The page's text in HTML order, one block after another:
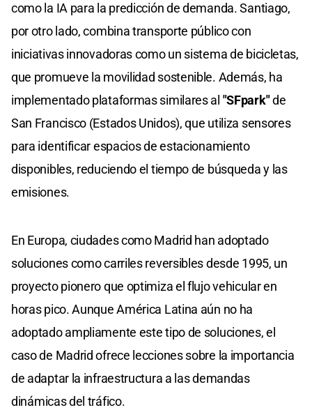
como la IA para la predicción de demanda. Santiago,
por otro lado, combina transporte público con
iniciativas innovadoras como un sistema de bicicletas,
que promueve la movilidad sostenible. Además, ha
implementado plataformas similares al "SFpark"de
San Francisco (Estados Unidos), que utiliza sensores
para identificar espacios de estacionamiento
disponibles, reduciendo el tiempo de búsqueda y las
emisiones.
En Europa, ciudades como Madrid han adoptado
soluciones como carriles reversibles desde 1995, un
proyecto pionero que optimiza el flujo vehicular en
horas pico. Aunque América Latina aún no ha
adoptado ampliamente este tipo de soluciones, el
caso de Madrid ofrece lecciones sobre la importancia
de adaptar la infraestructura a las demandas
dinámicas del tráfico.